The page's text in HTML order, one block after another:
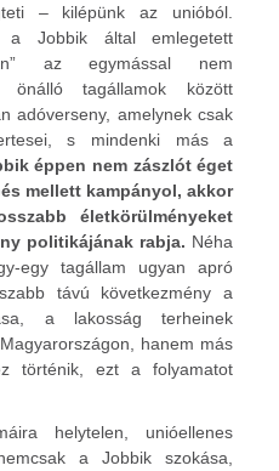
– kilépünk az unióból.
Jobbik által emlegetett
az egymással nem
önálló tagállamok között
adóverseny, amelynek csak
s mindenki más a
éppen nem zászlót éget
mellett kampányol, akkor
életkörülményeket
politikájának rabja. Néha
egy tagállam ugyan apró
távú következmény a
a lakosság terheinek
hanem más
történik, ezt a folyamatot
helytelen, unióellenes
a Jobbik szokása,